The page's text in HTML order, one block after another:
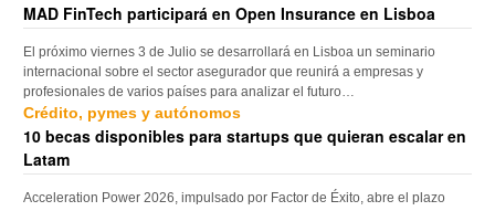
MAD FinTech participará en Open Insurance en Lisboa
El próximo viernes 3 de Julio se desarrollará en Lisboa un seminario
internacional sobre el sector asegurador que reunirá a empresas y
profesionales de varios países para analizar el futuro…
Crédito, pymes y autónomos
10 becas disponibles para startups que quieran escalar en
Latam
Acceleration Power 2026, impulsado por Factor de Éxito, abre el plazo